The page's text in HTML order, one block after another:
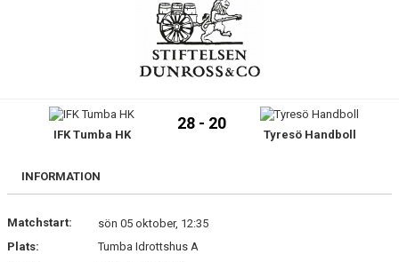
TRUPPEN
KONTAKT
IFK Tumba HK
28 - 20
Tyresö Handboll
INFORMATION
Matchstart:
sön 05 oktober, 12:35
Plats:
Tumba Idrottshus A